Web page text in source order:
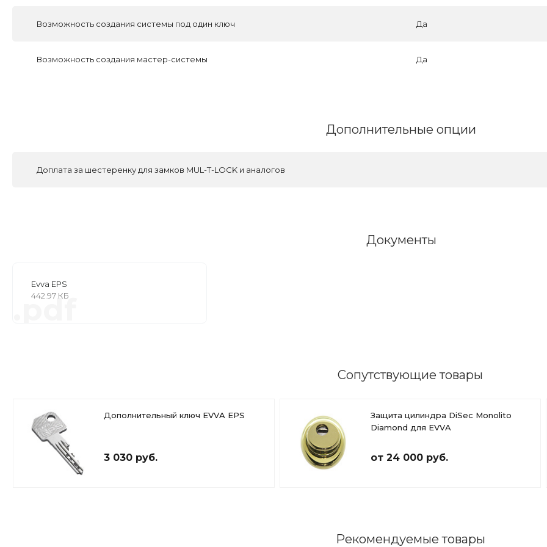
Возможность создания системы под один ключ Да
Возможность создания мастер-системы Да
Дополнительные опции
Доплата за шестеренку для замков MUL-T-LOCK и аналогов
Документы
Evva EPS
442.97 КБ
.pdf
Сопутствующие товары
Дополнительный ключ EVVA EPS
3 030 руб.
Защита цилиндра DiSec Monolito
Diamond для EVVA
от 24 000 руб.
Рекомендуемые товары